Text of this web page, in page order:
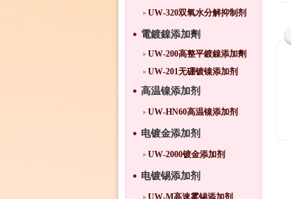
UW-320双氧水分解抑制剂
電鍍鎳添加劑
UW-200高整平鍍鎳添加劑
UW-201无硼镀镍添加剂
高温镍添加剂
UW-HN60高温镍添加剂
电镀金添加剂
UW-2000镀金添加剂
电镀锡添加剂
UW-M高速雾锡添加剂